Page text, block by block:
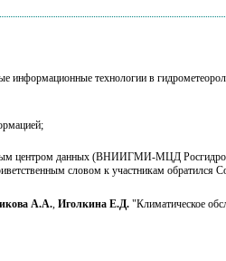
информационные технологии в
центром данных (ВНИИГМИ-МЦД
словом к участникам обратился
А.А., Иголкина Е.Д."Климатическое